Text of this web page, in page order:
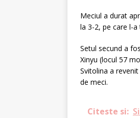
Meciul a durat
la 3-2, pe care l-
Setul secund a
Xinyu (locul 57
Svitolina a
de meci.
Citeste si: